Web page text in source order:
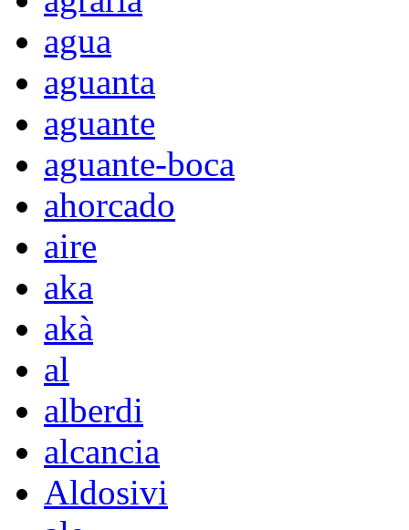
agua
aguanta
aguante
aguante-boca
ahorcado
aire
aka
akà
al
alberdi
alcancia
Aldosivi